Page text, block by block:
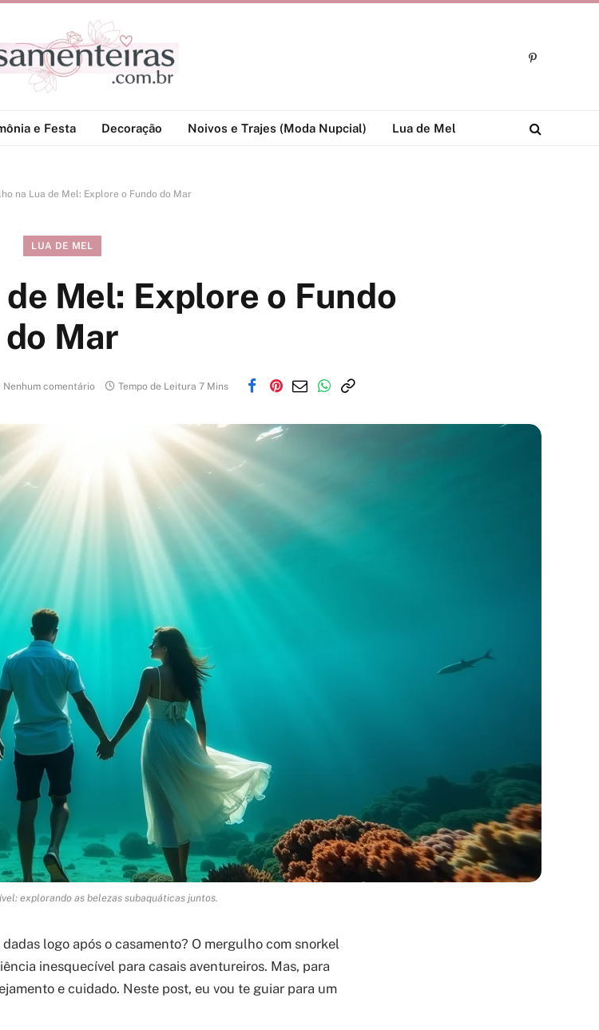
Pinterest
e Festa Decoração Noivos e Trajes (Moda Nupcial) Lua de Mel
na Lua de Mel: Explore o Fundo do Mar
LUA DE MEL
Mel: Explore o Fundo
do Mar
Nenhum comentário Tempo de Leitura 7 Mins
explorando as belezas subaquáticas juntos.
logo após o casamento? O mergulho com snorkel
inesquecível para casais aventureiros. Mas, para
e cuidado. Neste post, eu vou te guiar para um